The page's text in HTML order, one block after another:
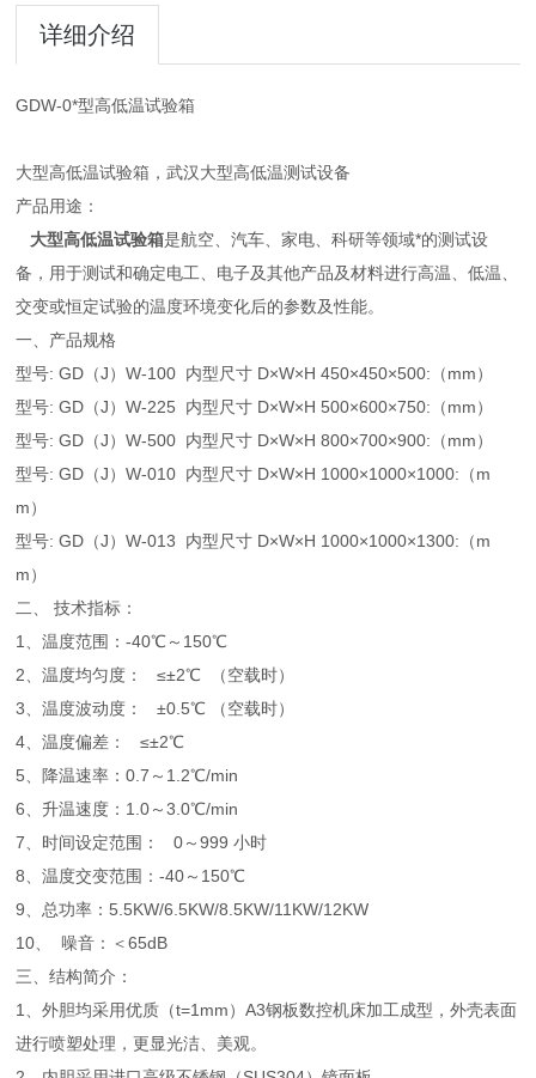
详细介绍
GDW-0*型高低温试验箱
大型高低温试验箱，武汉大型高低温测试设备
产品用途：
大型高低温试验箱是航空、汽车、家电、科研等领域*的测试设
备，用于测试和确定电工、电子及其他产品及材料进行高温、低温、
交变或恒定试验的温度环境变化后的参数及性能。
一、产品规格
型号: GD（J）W-100 内型尺寸 D×W×H 450×450×500:（mm）
型号: GD（J）W-225 内型尺寸 D×W×H 500×600×750:（mm）
型号: GD（J）W-500 内型尺寸 D×W×H 800×700×900:（mm）
型号: GD（J）W-010 内型尺寸 D×W×H 1000×1000×1000:（m
m）
型号: GD（J）W-013 内型尺寸 D×W×H 1000×1000×1300:（m
m）
二、 技术指标：
1、温度范围：-40℃～150℃
2、温度均匀度： ≤±2℃ （空载时）
3、温度波动度： ±0.5℃ （空载时）
4、温度偏差： ≤±2℃
5、降温速率：0.7～1.2℃/min
6、升温速度：1.0～3.0℃/min
7、时间设定范围： 0～999 小时
8、温度交变范围：-40～150℃
9、总功率：5.5KW/6.5KW/8.5KW/11KW/12KW
10、 噪音：＜65dB
三、结构简介：
1、外胆均采用优质（t=1mm）A3钢板数控机床加工成型，外壳表面
进行喷塑处理，更显光洁、美观。